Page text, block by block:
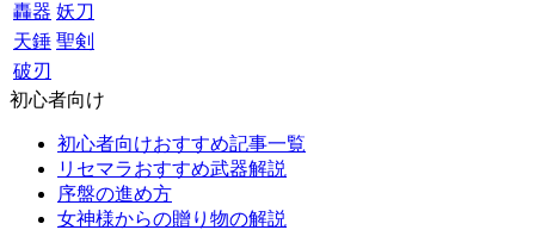
轟器 妖刀
天錘 聖剣
破刃
初心者向け
初心者向けおすすめ記事一覧
リセマラおすすめ武器解説
序盤の進め方
女神様からの贈り物の解説